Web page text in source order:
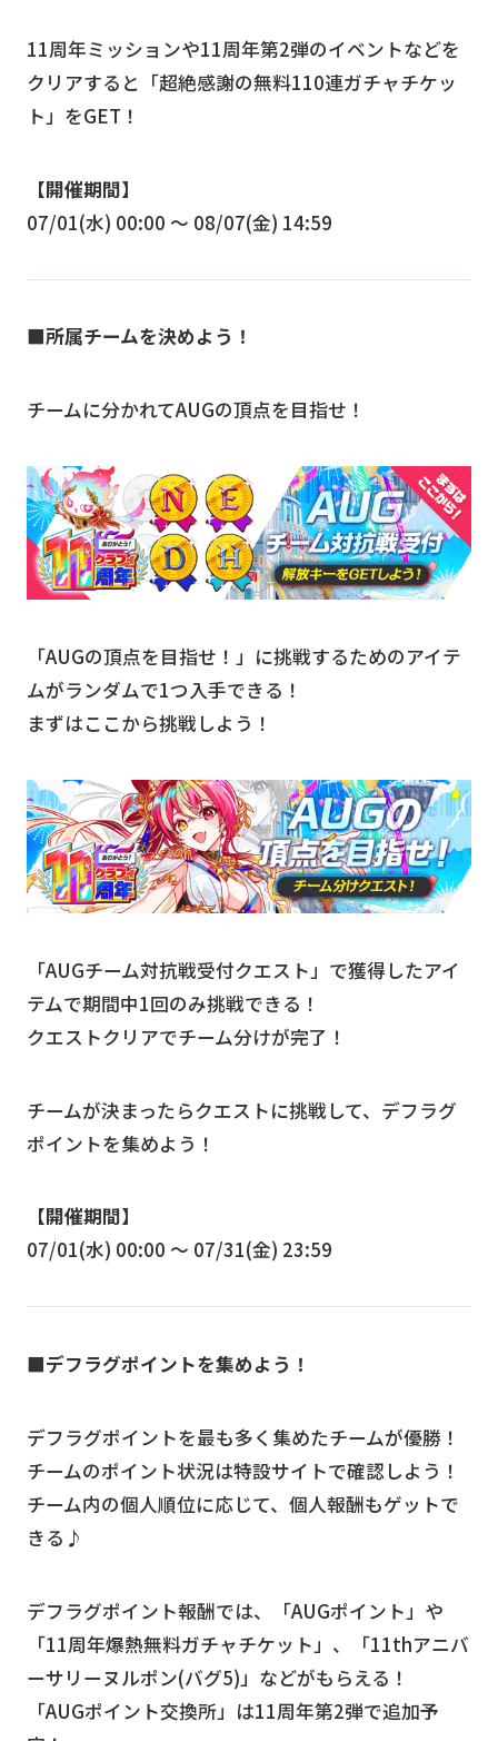
11周年ミッションや11周年第2弾のイベントなどを
クリアすると「超絶感謝の無料110連ガチャチケッ
ト」をGET！
【開催期間】
07/01(水) 00:00 〜 08/07(金) 14:59
■所属チームを決めよう！
チームに分かれてAUGの頂点を目指せ！
「AUGの頂点を目指せ！」に挑戦するためのアイテ
ムがランダムで1つ入手できる！
まずはここから挑戦しよう！
「AUGチーム対抗戦受付クエスト」で獲得したアイ
テムで期間中1回のみ挑戦できる！
クエストクリアでチーム分けが完了！
チームが決まったらクエストに挑戦して、デフラグ
ポイントを集めよう！
【開催期間】
07/01(水) 00:00 〜 07/31(金) 23:59
■デフラグポイントを集めよう！
デフラグポイントを最も多く集めたチームが優勝！
チームのポイント状況は特設サイトで確認しよう！
チーム内の個人順位に応じて、個人報酬もゲットで
きる♪
デフラグポイント報酬では、「AUGポイント」や
「11周年爆熱無料ガチャチケット」、「11thアニバ
ーサリーヌルポン(バグ5)」などがもらえる！
「AUGポイント交換所」は11周年第2弾で追加予